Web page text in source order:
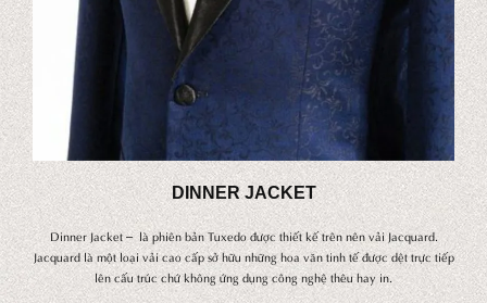
DINNER JACKET
Dinner Jacket – là phiên bản Tuxedo được thiết kế trên nên vải Jacquard.
Jacquard là một loại vải cao cấp sở hữu những hoa văn tinh tế được dệt trực tiếp
lên cấu trúc chứ không ứng dụng công nghệ thêu hay in.